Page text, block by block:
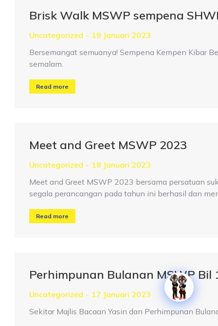
Brisk Walk MSWP sempena
Uncategorized
19 Januari 2023
Bersemangat semuanya! Sempena Kempen Kibar
semalam.
Read more
Meet and Greet MSWP 2023
Uncategorized
18 Januari 2023
Meet and Greet MSWP 2023 bersama persatuan
segala perancangan pada tahun ini berhasil dan
Read more
Perhimpunan Bulanan MSWP Bil
Uncategorized
17 Januari 2023
Sekitar Majlis Bacaan Yasin dan Perhimpunan